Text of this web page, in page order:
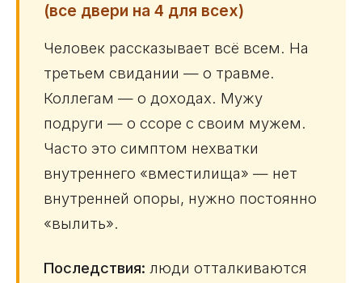
(все двери на 4 для всех)
Человек рассказывает всё всем. На
третьем свидании — о травме.
Коллегам — о доходах. Мужу
подруги — о ссоре с своим мужем.
Часто это симптом нехватки
внутреннего «вместилища» — нет
внутренней опоры, нужно постоянно
«вылить».
Последствия: люди отталкиваются